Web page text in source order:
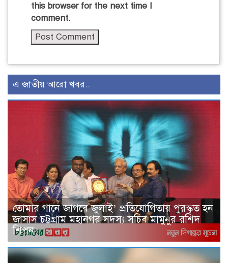
this browser for the next time I
comment.
এ জাতীয় আরো খবর..
তোমার গানে জাগবে জুলাই’ প্রতিযোগিতায় পুরস্কৃত হন
জাসাস চট্টগ্রাম মহানগর সদস‌্য স‌চিব মামুনুর রশিদ
শিপন।